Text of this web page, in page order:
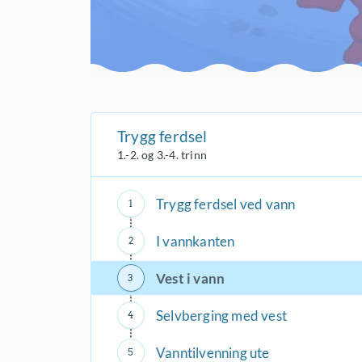
Trygg ferdsel
1.-2. og 3.-4. trinn
Trygg ferdsel ved vann
I vannkanten
Vest i vann
Selvberging med vest
Vanntilvenning ute